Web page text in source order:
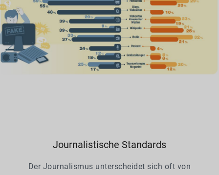
Journalistische Standards
Der Journalismus unterscheidet sich oft von